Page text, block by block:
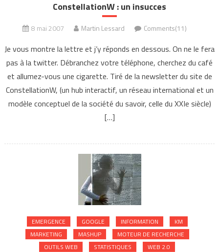
ConstellationW : un insucces
8 mai 2007 Martin Lessard Comments(11)
Je vous montre la lettre et j’y réponds en dessous. On ne le fera
pas à la twitter. Débranchez votre téléphone, cherchez du café
et allumez-vous une cigarette. Tiré de la newsletter du site de
ConstellationW, (un hub interactif, un réseau international et un
modèle conceptuel de la société du savoir, celle du XXIe siècle)
[…]
EMERGENCE GOOGLE INFORMATION
KM
MARKETING
MASHUP
MOTEUR DE RECHERCHE
OUTILS WEB
STATISTIQUES WEB 2.0